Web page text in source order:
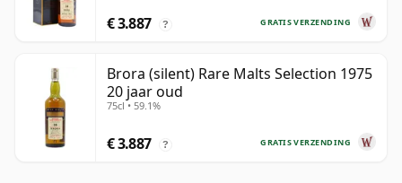
GRATIS VERZENDING
€ 3.887 ?
Brora (silent) Rare Malts Selection 1975
20 jaar oud
75cl • 59.1%
GRATIS VERZENDING
€ 3.887 ?